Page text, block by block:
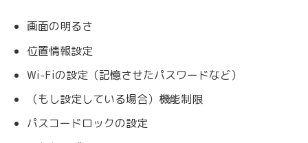
画面の明るさ
位置情報設定
Wi-Fiの設定（記憶させたパスワードなど）
（もし設定している場合）機能制限
パスコードロックの設定